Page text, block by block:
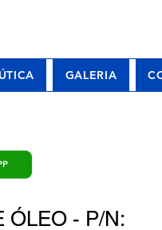
GALERIA
ÓLEO - P/N: